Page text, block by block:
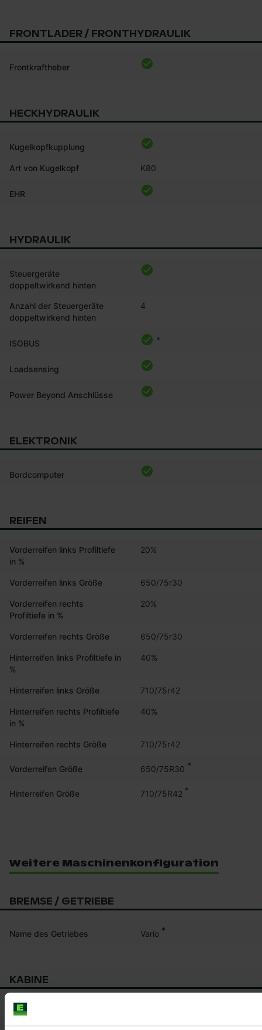
FRONTLADER / FRONTHYDRAULIK
Frontkraftheber
HECKHYDRAULIK
Kugelkopfkupplung
Art von Kugelkopf K80
EHR
HYDRAULIK
Steuergeräte
doppeltwirkend hinten
Anzahl der Steuergeräte
doppeltwirkend hinten
4
ISOBUS *
Loadsensing
Power Beyond Anschlüsse
ELEKTRONIK
Bordcomputer
REIFEN
Vorderreifen links Profiltiefe
in %
20%
Vorderreifen links Größe 650/75r30
Vorderreifen rechts
Profiltiefe in %
20%
Vorderreifen rechts Größe 650/75r30
Hinterreifen links Profiltiefe in
%
40%
Hinterreifen links Größe 710/75r42
Hinterreifen rechts Profiltiefe
in %
40%
Hinterreifen rechts Größe 710/75r42
Vorderreifen Größe 650/75R30 *
Hinterreifen Größe 710/75R42 *
Weitere Maschinenkonfiguration
BREMSE / GETRIEBE
Name des Getriebes Vario *
KABINE
Heizung